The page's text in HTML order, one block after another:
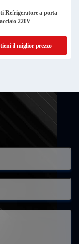
Refrigeratore a porta
220V
il miglior prezzo